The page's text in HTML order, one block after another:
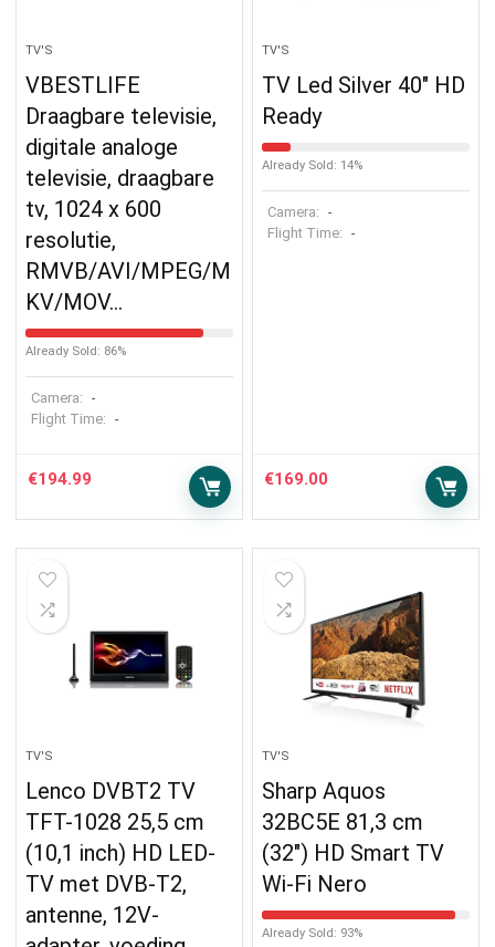
TV'S
VBESTLIFE
Draagbare televisie,
digitale analoge
televisie, draagbare
tv, 1024 x 600
resolutie,
RMVB/AVI/MPEG/M
KV/MOV…
Already Sold: 86%
Camera: -
Flight Time: -
€194.99
TV'S
TV Led Silver 40″ HD
Ready
Already Sold: 14%
Camera: -
Flight Time: -
€169.00
TV'S
Lenco DVBT2 TV
TFT-1028 25,5 cm
(10,1 inch) HD LED-
TV met DVB-T2,
antenne, 12V-
TV'S
Sharp Aquos
32BC5E 81,3 cm
(32″) HD Smart TV
Wi-Fi Nero
Already Sold: 93%